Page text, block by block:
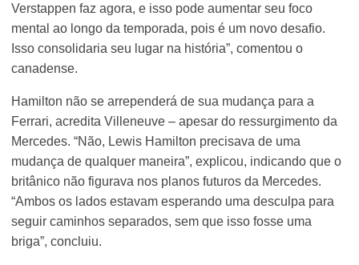
Verstappen faz agora, e isso pode aumentar seu foco
mental ao longo da temporada, pois é um novo desafio.
Isso consolidaria seu lugar na história”, comentou o
canadense.
Hamilton não se arrependerá de sua mudança para a
Ferrari, acredita Villeneuve – apesar do ressurgimento da
Mercedes. “Não, Lewis Hamilton precisava de uma
mudança de qualquer maneira”, explicou, indicando que o
britânico não figurava nos planos futuros da Mercedes.
“Ambos os lados estavam esperando uma desculpa para
seguir caminhos separados, sem que isso fosse uma
briga”, concluiu.